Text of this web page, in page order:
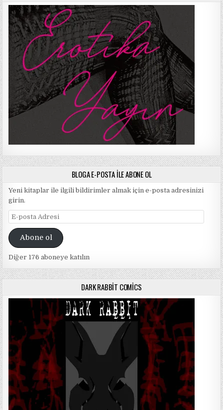
BLOGA E-POSTA ILE ABONE OL
Yeni kitaplar ile ilgili bildirimler almak için e-posta adresinizi
girin.
E-
posta
AdresiAbone ol
Diğer 176 aboneye katılın
DARK RABBIT COMICS